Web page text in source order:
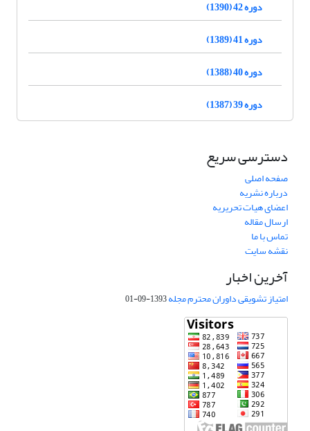
دوره 42 (1390)
دوره 41 (1389)
دوره 40 (1388)
دوره 39 (1387)
دسترسی سریع
صفحه اصلی
درباره نشریه
اعضای هیات تحریریه
ارسال مقاله
تماس با ما
نقشه سایت
آخرین اخبار
امتیاز تشویقی داوران محترم مجله1393-09-01